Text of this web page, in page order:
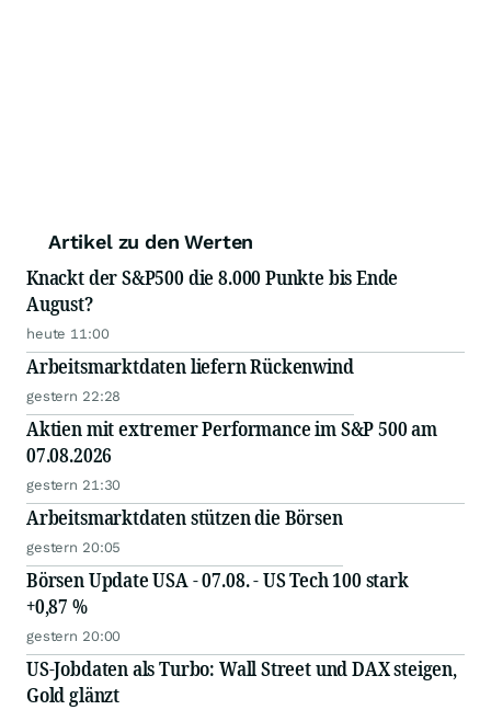
Artikel zu den Werten
Knackt der S&P500 die 8.000 Punkte bis Ende
August?
heute 11:00
Arbeitsmarktdaten liefern Rückenwind
gestern 22:28
Aktien mit extremer Performance im S&P 500 am
07.08.2026
gestern 21:30
Arbeitsmarktdaten stützen die Börsen
gestern 20:05
Börsen Update USA - 07.08. - US Tech 100 stark
+0,87 %
gestern 20:00
US-Jobdaten als Turbo: Wall Street und DAX steigen,
Gold glänzt